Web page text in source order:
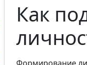
Как